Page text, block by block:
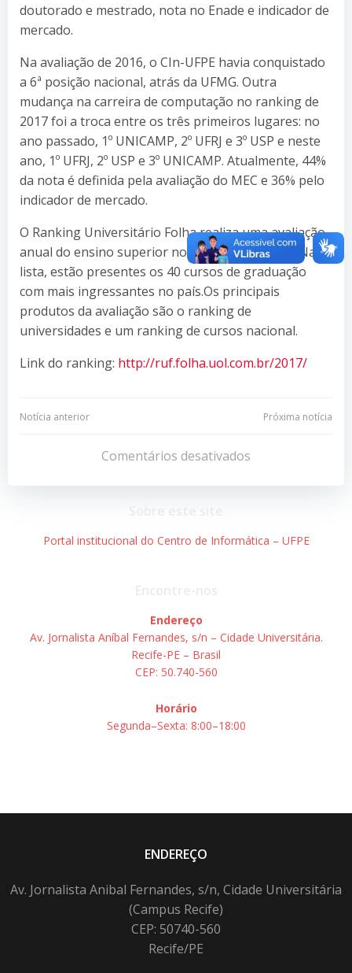
doutorado e mestrado, nota no Enade e indicador de
mercado.
Na avaliação de 2016, o CIn-UFPE havia conquistado
a 6ª posição nacional, atrás da UFMG. Outra
mudança na carreira de computação no ranking de
2017 foi a troca entre os três primeiros lugares: no
ano passado, 1º UNICAMP, 2º UFRJ e 3º USP e neste
ano, 1º UFRJ, 2º USP e 3º UNICAMP. Atualmente, 44%
da nota é definida pela avaliação do MEC e 36% pelo
indicador de mercado.
O Ranking Universitário Folha realiza uma avaliação
anual do ensino superior no Brasil desde 2012. Na
lista, estão presentes os 40 cursos de graduação
com mais ingressantes no país.Os principais
produtos da avaliação são o ranking de
universidades e um ranking de cursos nacional.
Link do ranking: http://ruf.folha.uol.com.br/2017/
Navegação
Post
Notícia anterior
Navegação
de
Post
Próxima notícia
Comentários desativados
Portal institucional do Centro de Informática – UFPE
Endereço
Av. Jornalista Aníbal Fernandes, s/n – Cidade Universitária.
Recife-PE – Brasil
CEP: 50.740-560
Horário
Segunda–Sexta: 8:00–18:00
ENDEREÇO
Av. Jornalista Anibal Fernandes, s/n, Cidade Universitária
(Campus Recife)
CEP: 50740-560
Recife/PE